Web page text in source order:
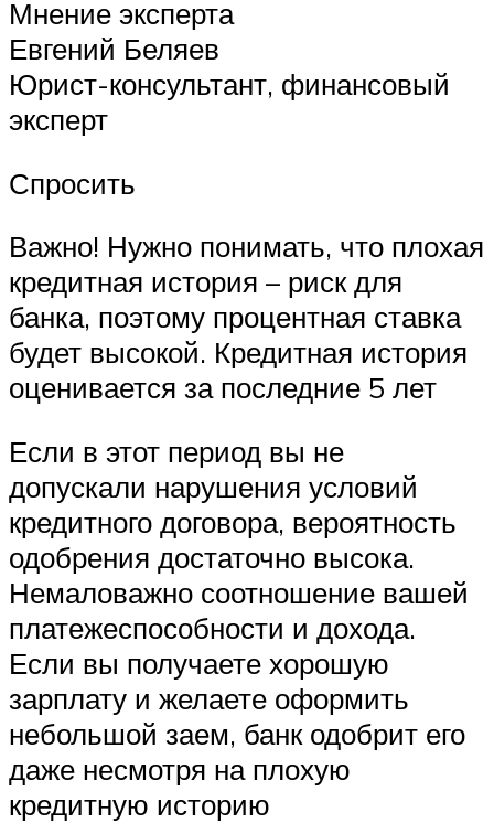
Мнение эксперта
Евгений Беляев
Юрист-консультант, финансовый
эксперт
Спросить
Важно! Нужно понимать, что плохая
кредитная история – риск для
банка, поэтому процентная ставка
будет высокой. Кредитная история
оценивается за последние 5 лет
Если в этот период вы не
допускали нарушения условий
кредитного договора, вероятность
одобрения достаточно высока.
Немаловажно соотношение вашей
платежеспособности и дохода.
Если вы получаете хорошую
зарплату и желаете оформить
небольшой заем, банк одобрит его
даже несмотря на плохую
кредитную историю